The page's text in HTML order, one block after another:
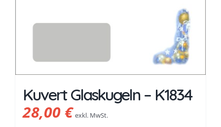
Kuvert Glaskugeln – K1834
28,00€ exkl. MwSt.